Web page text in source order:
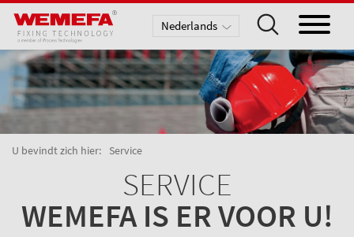
U bevindt zich hier: Service
SERVICE
WEMEFA IS ER VOOR U!
English
Nederlands